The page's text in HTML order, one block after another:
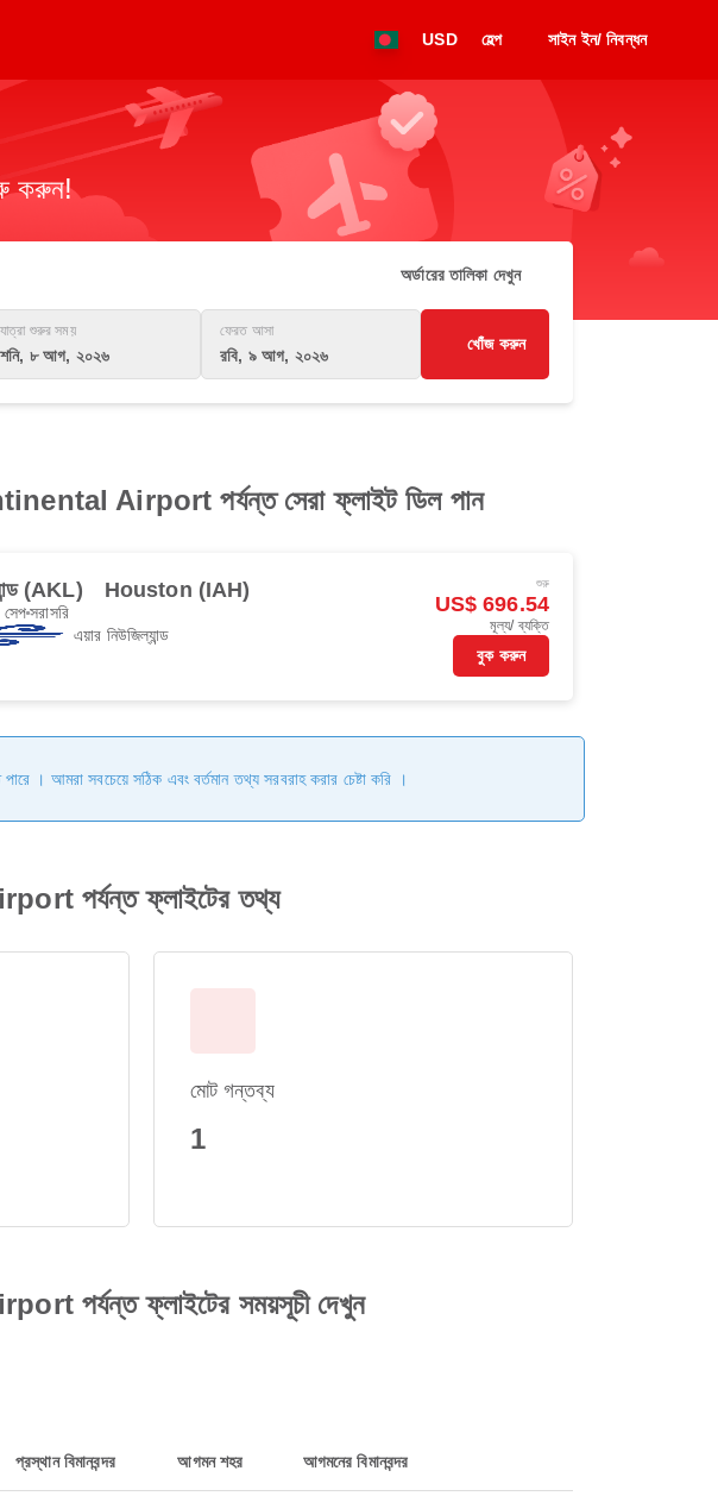
USD হেল্প সাইন ইন/ নিবন্ধন
করুন!
অর্ডারের তালিকা দেখুন
যাত্রা শুরুর সময়
শনি, ৮ আগ, ২০২৬
ফেরত আসা
রবি, ৯ আগ, ২০২৬
খোঁজ করুন
Airport পর্যন্ত সেরা ফ্লাইট ডিল পান
(AKL) Houston (IAH)
সরাসরি
এয়ার নিউজিল্যান্ড
শুরু
US$ 696.54
মূল্য/ ব্যক্তি
বুক করুন
। আমরা সবচেয়ে সঠিক এবং বর্তমান তথ্য সরবরাহ করার চেষ্টা করি ।
পর্যন্ত ফ্লাইটের তথ্য
মোট গন্তব্য
1
ফ্লাইটের সময়সূচী দেখুন
প্রস্থান বিমানবন্দর আগমন শহর আগমনের বিমানবন্দর